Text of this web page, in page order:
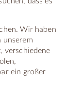
Wir haben
unserem
verschiedene
ein großer